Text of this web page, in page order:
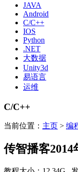
JAVA
Android
C/C++
IOS
Python
.NET
大数据
Unity3d
易语言
运维
C/C++
当前位置： 主页 > 编
传智播客